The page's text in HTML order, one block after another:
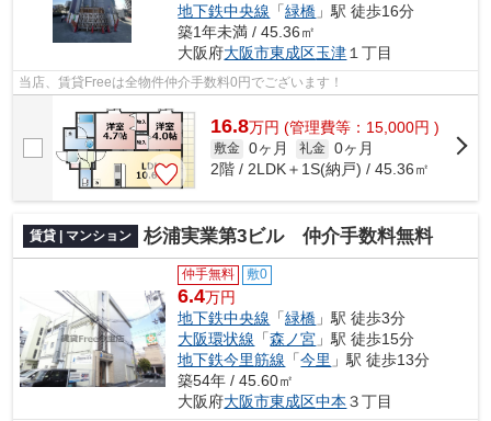
地下鉄中央線 「緑橋 」駅 徒歩16分
築1年未満 / 45.36㎡
大阪府大阪市東成区玉津 １丁目
当店、賃貸Freeは全物件仲介手数料0円でございます！
16.8万円 (管理費等：15,000円 )
敷金 0ヶ月 礼金 0ヶ月
2階 / 2LDK＋1S(納戸) / 45.36㎡
賃貸 | マンション 杉浦実業第3ビル 仲介手数料無料
仲手無料 敷0
6.4万円
地下鉄中央線 「緑橋 」駅 徒歩3分
大阪環状線 「森ノ宮 」駅 徒歩15分
地下鉄今里筋線 「今里 」駅 徒歩13分
築54年 / 45.60㎡
大阪府大阪市東成区中本 ３丁目